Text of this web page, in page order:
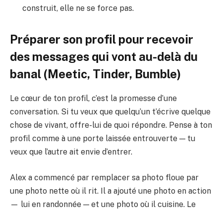
construit, elle ne se force pas.
Préparer son profil pour recevoir
des messages qui vont au-delà du
banal (Meetic, Tinder, Bumble)
Le cœur de ton profil, c’est la promesse d’une
conversation. Si tu veux que quelqu’un t’écrive quelque
chose de vivant, offre-lui de quoi répondre. Pense à ton
profil comme à une porte laissée entrouverte — tu
veux que l’autre ait envie d’entrer.
Alex a commencé par remplacer sa photo floue par
une photo nette où il rit. Il a ajouté une photo en action
— lui en randonnée — et une photo où il cuisine. Le